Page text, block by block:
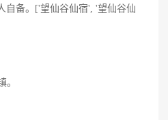
自备。['望仙谷仙宿', '望仙谷仙
。